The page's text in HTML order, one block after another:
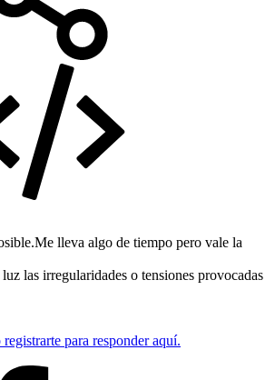
lleva algo de tiempo pero vale la
las irregularidades o tensiones provocadas
para responder aquí.